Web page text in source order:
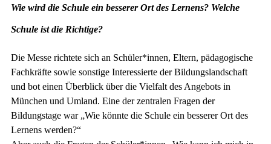
Wie wird die Schule ein besserer Ort des Lernens? Welche
Schule ist die Richtige?
Die Messe richtete sich an Schüler*innen, Eltern, pädagogische
Fachkräfte sowie sonstige Interessierte der Bildungslandschaft
und bot einen Überblick über die Vielfalt des Angebots in
München und Umland. Eine der zentralen Fragen der
Bildungstage war „Wie könnte die Schule ein besserer Ort des
Lernens werden?“